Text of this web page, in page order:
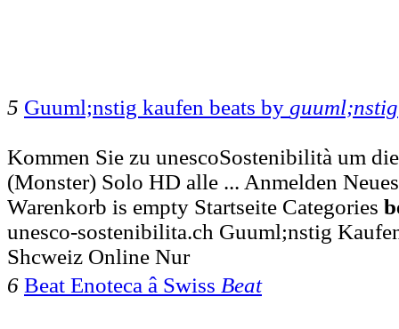
5 Guuml;nstig kaufen beats by guuml;nstig
Kommen Sie zu unescoSostenibilità um
(Monster) Solo HD alle ... Anmelden
Warenkorb is empty Startseite Categories
unesco-sostenibilita.ch Guuml;nstig
Shcweiz Online Nur
6 Beat Enoteca â Swiss Beat